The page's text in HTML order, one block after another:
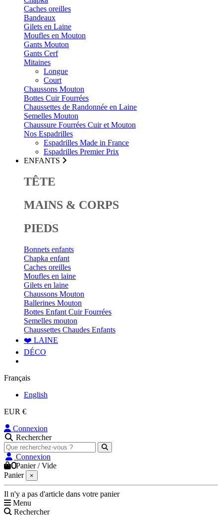
Caches oreilles
Bandeaux
Gilets en Laine
Moufles en Mouton
Gants Mouton
Gants Cerf
Mitaines
Longue
Court
Chaussons Mouton
Bottes Cuir Fourrées
Chaussettes de Randonnée en Laine
Semelles Mouton
Chaussure Fourrées Cuir et Mouton
Nos Espadrilles
Espadrilles Made in France
Espadrilles Premier Prix
ENFANTS
TÊTE
MAINS & CORPS
PIEDS
Bonnets enfants
Chapka enfant
Caches oreilles
Moufles en laine
Gilets en laine
Chaussons Mouton
Ballerines Mouton
Bottes Enfant Cuir Fourrées
Semelles mouton
Chaussettes Chaudes Enfants
❤️ LAINE
DÉCO
Français
English
EUR €
Connexion
Rechercher
Connexion
0Panier /Vide
Panier
×
Il n'y a pas d'article dans votre panier
Menu
Rechercher